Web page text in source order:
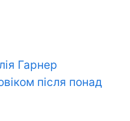
Гарнер
після понад